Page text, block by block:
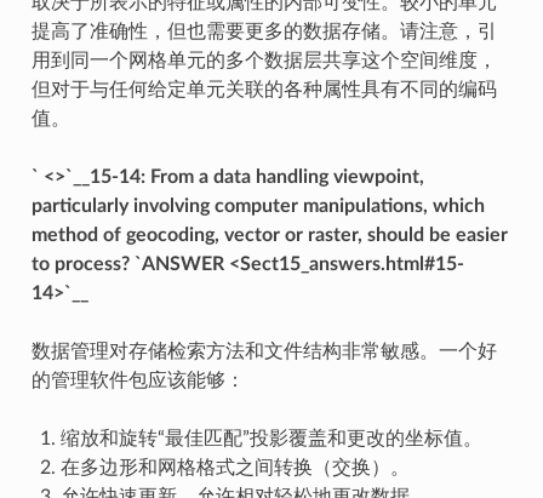
提高了准确性，但也需要更多的数据存储。请注意，引
用到同一个网格单元的多个数据层共享这个空间维度，
但对于与任何给定单元关联的各种属性具有不同的编码
值。
` <>`__15-14: From a data handling viewpoint,
particularly involving computer manipulations, which
method of geocoding, vector or raster, should be easier
to process? `ANSWER <Sect15_answers.html#15-
14>`__
数据管理对存储检索方法和文件结构非常敏感。一个好
的管理软件包应该能够：
缩放和旋转“最佳匹配”投影覆盖和更改的坐标值。
在多边形和网格格式之间转换（交换）。